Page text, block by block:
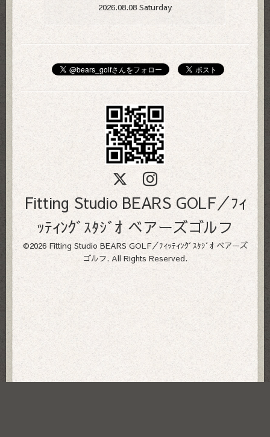
2026.08.08 Saturday
Fitting Studio BEARS GOLF／ﾌｨ
ｯﾃｨﾝｸﾞｽﾀｼﾞｵ ベアーズゴルフ
©2026 Fitting Studio BEARS GOLF／ﾌｨｯﾃｨﾝｸﾞｽﾀｼﾞｵ ベアーズ
ゴルフ. All Rights Reserved.